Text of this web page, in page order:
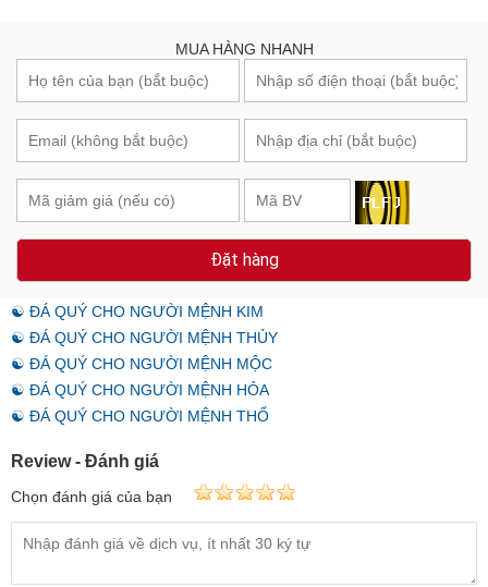
MUA HÀNG NHANH
Đặt hàng
☯ ĐÁ QUÝ CHO NGƯỜI MỆNH KIM
☯ ĐÁ QUÝ CHO NGƯỜI MỆNH THỦY
☯ ĐÁ QUÝ CHO NGƯỜI MỆNH MỘC
☯ ĐÁ QUÝ CHO NGƯỜI MỆNH HỎA
☯ ĐÁ QUÝ CHO NGƯỜI MỆNH THỔ
Review - Đánh giá
Chọn đánh giá của bạn